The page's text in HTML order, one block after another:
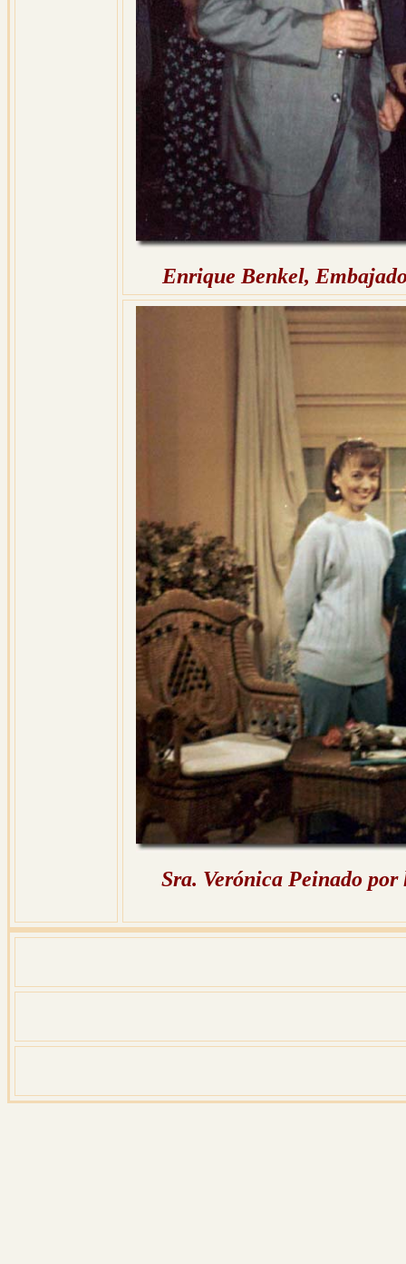
Enrique Benkel,
Sra. Verónica Peinado